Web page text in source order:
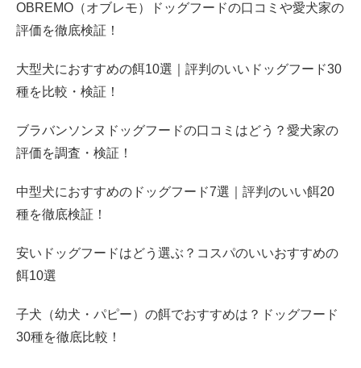
OBREMO（オブレモ）ドッグフードの口コミや愛犬家の
評価を徹底検証！
大型犬におすすめの餌10選｜評判のいいドッグフード30
種を比較・検証！
ブラバンソンヌドッグフードの口コミはどう？愛犬家の
評価を調査・検証！
中型犬におすすめのドッグフード7選｜評判のいい餌20
種を徹底検証！
安いドッグフードはどう選ぶ？コスパのいいおすすめの
餌10選
子犬（幼犬・パピー）の餌でおすすめは？ドッグフード
30種を徹底比較！